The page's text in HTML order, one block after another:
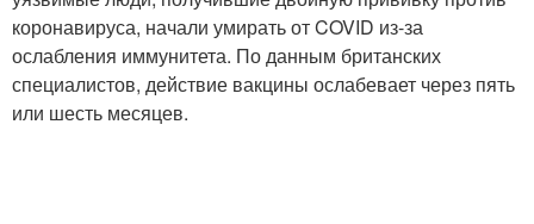
коронавируса, начали умирать от COVID из-за
ослабления иммунитета. По данным британских
специалистов, действие вакцины ослабевает через пять
или шесть месяцев.